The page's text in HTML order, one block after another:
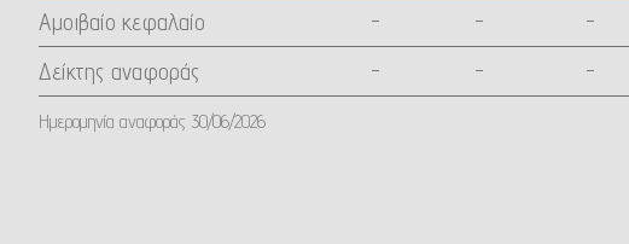
Aμοιβαίο κεφαλαίο
- -
-
Δείκτης αναφοράς
- - -
Ημερομηνία αναφοράς 30/06/2026